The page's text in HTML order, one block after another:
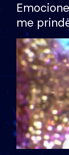
me
divorci